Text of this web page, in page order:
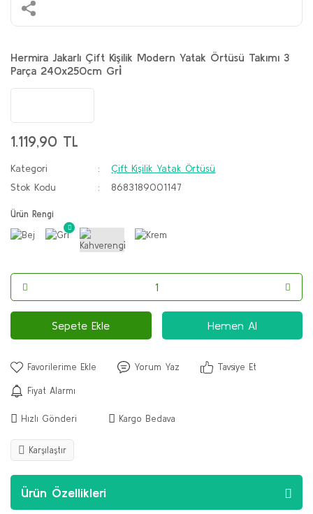
Hermira Jakarlı Çift Kişilik Modern Yatak Örtüsü Takımı 3
Parça 240x250cm Gri̇
1.119,90 TL
Kategori
Çift Kişilik Yatak Örtüsü
Stok Kodu
8683189001147
Ürün Rengi
Sepete Ekle Hemen Al
Yorum Yaz Tavsiye Et
Fiyat Alarmı
Hızlı Gönderi Kargo Bedava
Karşılaştır
Ürün Özellikleri